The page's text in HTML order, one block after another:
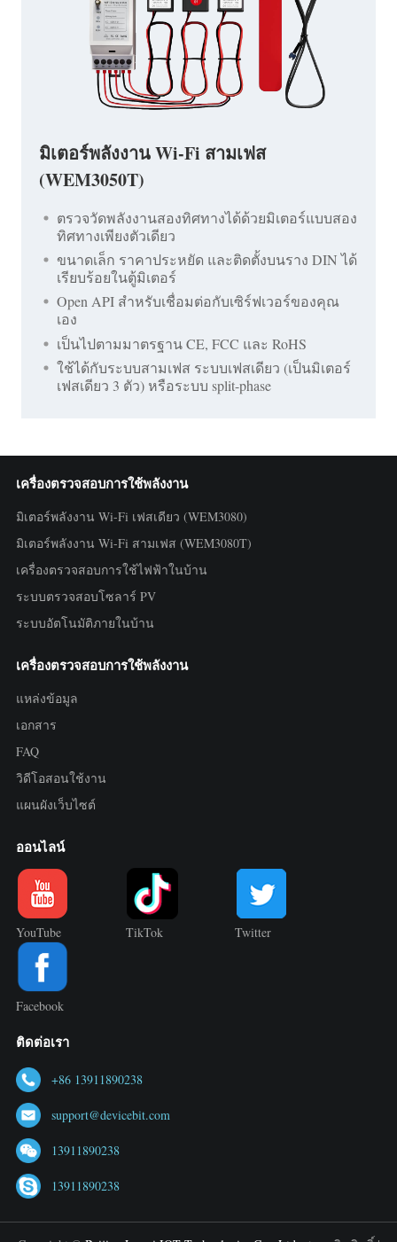
มิเตอร์พลังงาน Wi-Fi สามเฟส
(WEM3050T)
ตรวจวัดพลังงานสองทิศทางได้ด้วยมิเตอร์แบบสอง
ทิศทางเพียงตัวเดียว
ขนาดเล็ก ราคาประหยัด และติดตั้งบนราง DIN ได้
เรียบร้อยในตู้มิเตอร์
Open API สำหรับเชื่อมต่อกับเซิร์ฟเวอร์ของคุณ
เอง
เป็นไปตามมาตรฐาน CE, FCC และ RoHS
ใช้ได้กับระบบสามเฟส ระบบเฟสเดียว (เป็นมิเตอร์
เฟสเดียว 3 ตัว) หรือระบบ split-phase
เครื่องตรวจสอบการใช้พลังงาน
มิเตอร์พลังงาน Wi-Fi เฟสเดียว (WEM3080)
มิเตอร์พลังงาน Wi-Fi สามเฟส (WEM3080T)
เครื่องตรวจสอบการใช้ไฟฟ้าในบ้าน
ระบบตรวจสอบโซลาร์ PV
ระบบอัตโนมัติภายในบ้าน
เครื่องตรวจสอบการใช้พลังงาน
แหล่งข้อมูล
เอกสาร
FAQ
วิดีโอสอนใช้งาน
แผนผังเว็บไซต์
ออนไลน์
YouTube TikTok Twitter
Facebook
ติดต่อเรา
+86 13911890238
support@devicebit.com
13911890238
13911890238